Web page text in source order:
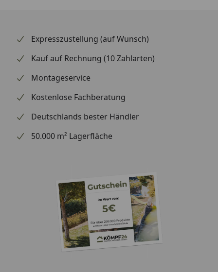
4= Edelstahlschraube 4,8 x 32 mm, selbstbohrend
6= Alu-Klemmdeckel
Randdistanzleiste
Reinaluminium-Klebeband
Silicon
Bestellhilfe TEJEALU Thermosystem
Weiteres Zubehör:
Regenrinne
Diese Artikel finden Sie im Zubehör Reiter.
Expresszustellung (auf Wunsch)
Kauf auf Rechnung (10 Zahlarten)
Montageservice
Kostenlose Fachberatung
Deutschlands bester Händler
50.000 m² Lagerfläche